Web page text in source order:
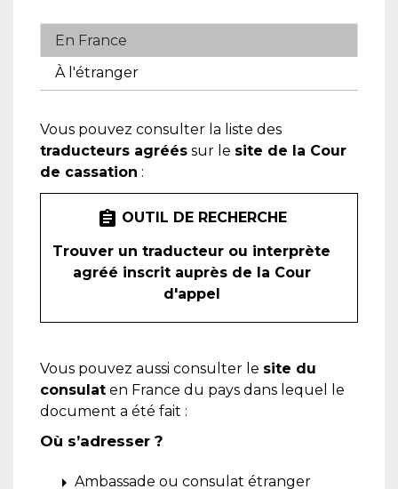
En France
À l'étranger
Vous pouvez consulter la liste des
traducteurs agréés sur le site de la Cour
de cassation :
assignment OUTIL DE RECHERCHE
Trouver un traducteur ou interprète
agréé inscrit auprès de la Cour
d'appel
Vous pouvez aussi consulter le site du
consulat en France du pays dans lequel le
document a été fait :
Où s’adresser ?
arrow_right Ambassade ou consulat étranger